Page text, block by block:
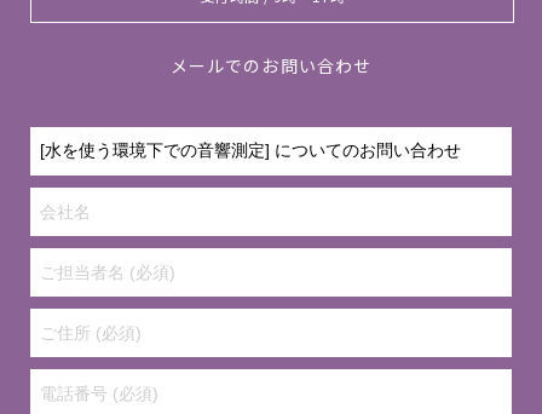
メールでのお問い合わせ